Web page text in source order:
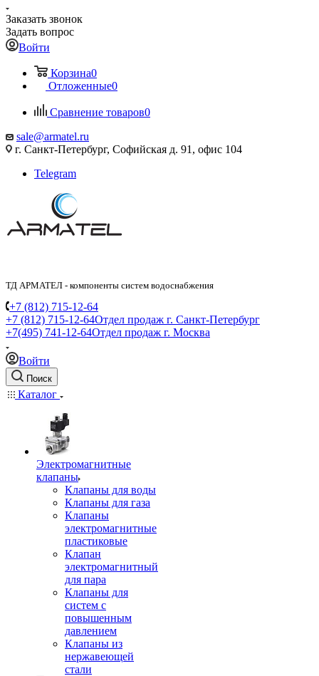
Заказать звонок
Задать вопрос
Войти
Корзина0
Отложенные0
Сравнение товаров0
sale@armatel.ru
г. Санкт-Петербург, Софийская д. 91, офис 104
Telegram
ТД АРМАТЕЛ - компоненты систем водоснабжения
+7 (812) 715-12-64
+7 (812) 715-12-64Отдел продаж г. Санкт-Петербург
+7(495) 741-12-64Отдел продаж г. Москва
Войти
Поиск
Каталог
Электромагнитные
клапаны
Клапаны для воды
Клапаны для газа
Клапаны
электромагнитные
пластиковые
Клапан
электромагнитный
для пара
Клапаны для
систем с
повышенным
давлением
Клапаны из
нержавеющей
стали